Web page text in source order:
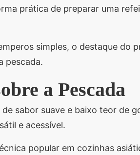
prática de preparar uma
simples, o destaque do
pescada.
a Pescada
sabor suave e baixo teor de
e acessível.
popular em cozinhas